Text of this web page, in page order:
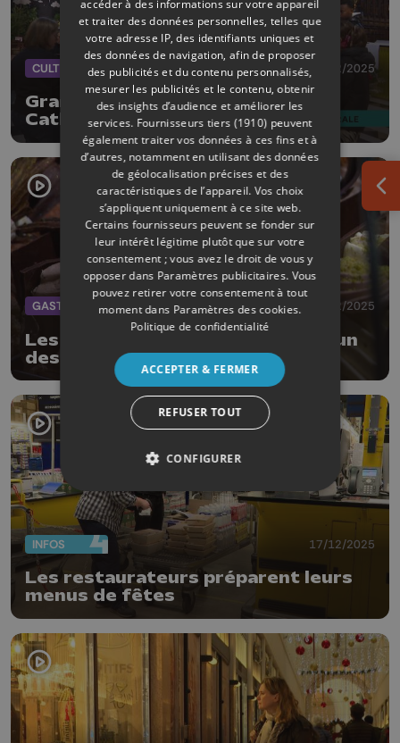
CULTURE 22/12/2025
Grand concert de Noël à la
Cathédrale de Liège
GASTRONOMIE 18/12/2025
Les bûches de Noël, bien plus qu'un
dessert
INFOS 17/12/2025
Les restaurateurs préparent leurs
menus de fêtes
accéder à des informations sur votre appareil
et traiter des données personnelles, telles que
votre adresse IP, des identifiants uniques et
des données de navigation, afin de proposer
des publicités et du contenu personnalisés,
mesurer les publicités et le contenu, obtenir
des insights d’audience et améliorer les
services. Fournisseurs tiers (1910) peuvent
également traiter vos données à ces fins et à
d’autres, notamment en utilisant des données
de géolocalisation précises et des
caractéristiques de l’appareil. Vos choix
s’appliquent uniquement à ce site web.
Certains fournisseurs peuvent se fonder sur
leur intérêt légitime plutôt que sur votre
consentement ; vous avez le droit de vous y
opposer dans Paramètres publicitaires. Vous
pouvez retirer votre consentement à tout
moment dans Paramètres des cookies.
Politique de confidentialité
ACCEPTER & FERMER
REFUSER TOUT
CONFIGURER